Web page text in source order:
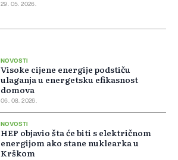
29. 05. 2026.
NOVOSTI
Visoke cijene energije podstiču
ulaganja u energetsku efikasnost
domova
06. 08. 2026.
NOVOSTI
HEP objavio šta će biti s električnom
energijom ako stane nuklearka u
Krškom